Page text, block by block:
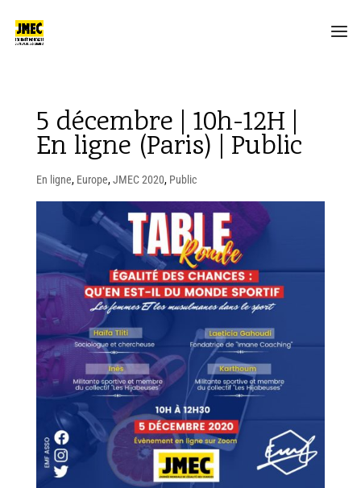
5 décembre | 10h-12H |
En ligne (Paris) | Public
En ligne, Europe,JMEC 2020, Public